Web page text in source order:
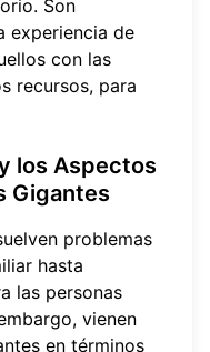
Son
experiencia de
con las
recursos, para
los Aspectos
Gigantes
problemas
hasta
las personas
vienen
en términos